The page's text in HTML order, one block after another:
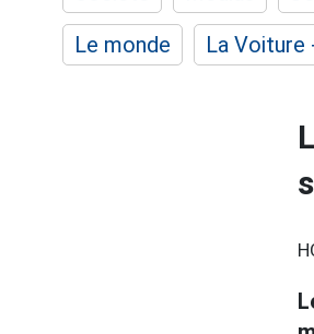
Le monde
La Voiture